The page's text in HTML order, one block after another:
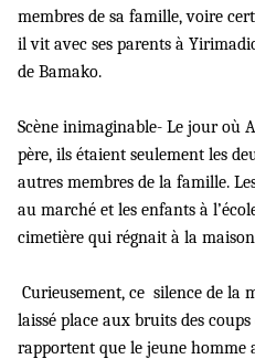
membres de sa famille, voire
il vit avec ses parents à
de Bamako.
Scène inimaginable- Le jour où
père, ils étaient seulement les
autres membres de la famille.
au marché et les enfants à
cimetière qui régnait à la
Curieusement, ce silence de la
laissé place aux bruits des
rapportent que le jeune homme